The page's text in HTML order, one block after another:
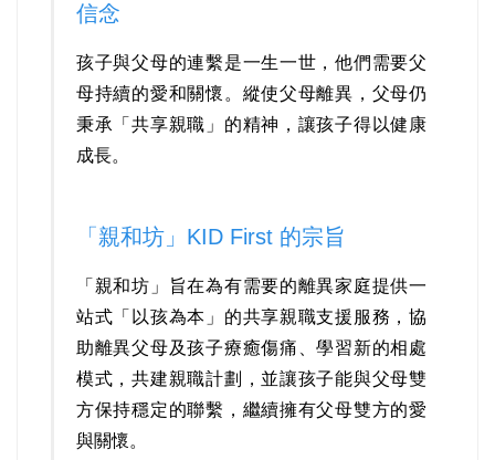
信念
孩子與父母的連繫是一生一世，他們需要父
母持續的愛和關懷。縱使父母離異，父母仍
秉承「共享親職」的精神，讓孩子得以健康
成長。
「親和坊」KID First 的宗旨
「親和坊」旨在為有需要的離異家庭提供一
站式「以孩為本」的共享親職支援服務，協
助離異父母及孩子療癒傷痛、學習新的相處
模式，共建親職計劃，並讓孩子能與父母雙
方保持穩定的聯繫，繼續擁有父母雙方的愛
與關懷。